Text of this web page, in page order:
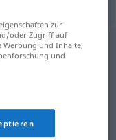
zur
oder Zugriff auf
Werbung und Inhalte,
und